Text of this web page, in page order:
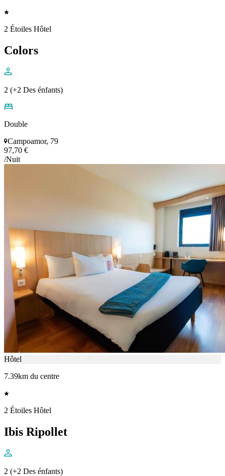
2 Étoiles Hôtel
Colors
2 (+2 Des énfants)
Double
Campoamor, 79
97,70 €
/Nuit
Hôtel
7.39km du centre
2 Étoiles Hôtel
Ibis Ripollet
2 (+2 Des énfants)